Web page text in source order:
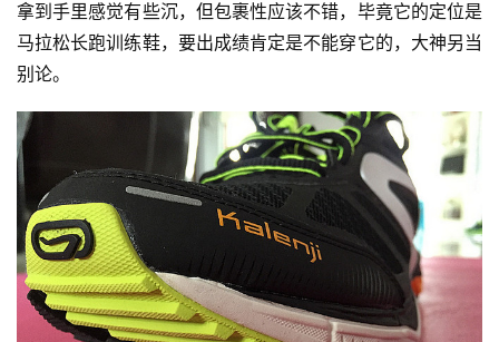
拿到手里感觉有些沉，但包裹性应该不错，毕竟它的定位是
马拉松长跑训练鞋，要出成绩肯定是不能穿它的，大神另当
别论。